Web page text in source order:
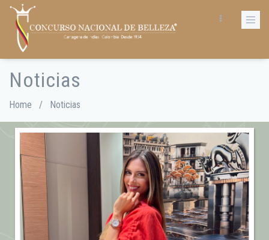
Skip
main
content
Noticias
Breadcrumb
Home / Noticias